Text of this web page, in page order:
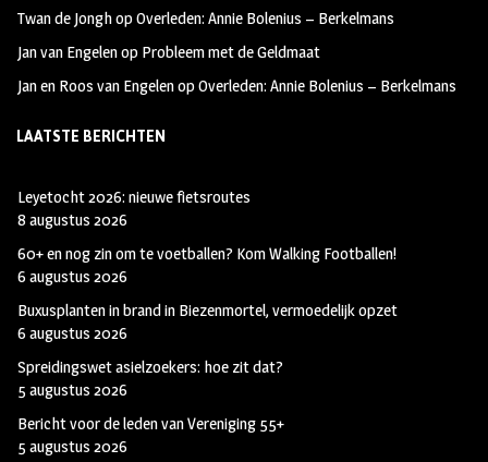
Twan de JonghopOverleden: Annie Bolenius – Berkelmans
Jan van Engelenop Probleem met de Geldmaat
Jan en Roos van EngelenopOverleden: Annie Bolenius – Berkelmans
LAATSTE BERICHTEN
Leyetocht 2026: nieuwe fietsroutes
8 augustus 2026
60+ en nog zin om te voetballen? Kom Walking Footballen!
6 augustus 2026
Buxusplanten in brand in Biezenmortel, vermoedelijk opzet
6 augustus 2026
Spreidingswet asielzoekers: hoe zit dat?
5 augustus 2026
Bericht voor de leden van Vereniging 55+
5 augustus 2026